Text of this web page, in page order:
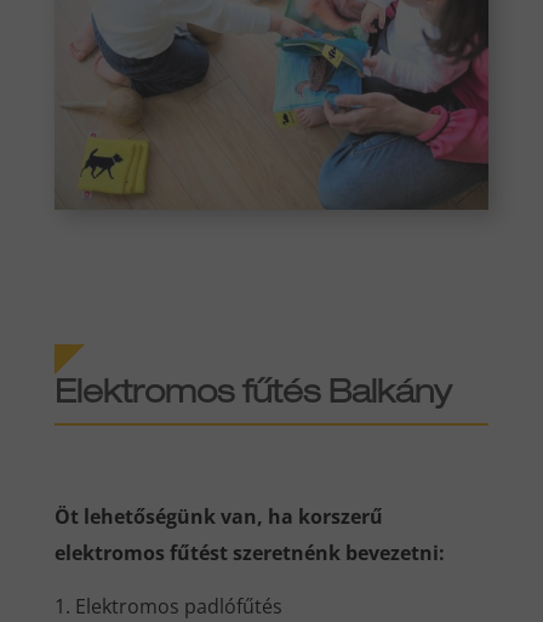
Elektromos fűtés Balkány
Öt lehetőségünk van, ha korszerű
elektromos fűtést szeretnénk bevezetni:
Elektromos padlófűtés